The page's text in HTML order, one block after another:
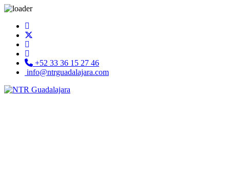
+52 33 36 15 27 46
info@ntrguadalajara.com